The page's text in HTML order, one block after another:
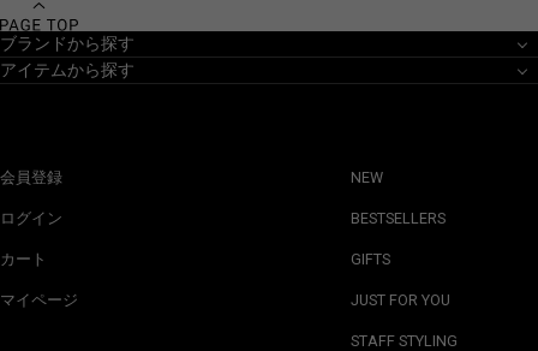
ブランドから探す
アイテムから探す
会員登録
ログイン
カート
マイページ
NEW
BESTSELLERS
GIFTS
JUST FOR YOU
STAFF STYLING